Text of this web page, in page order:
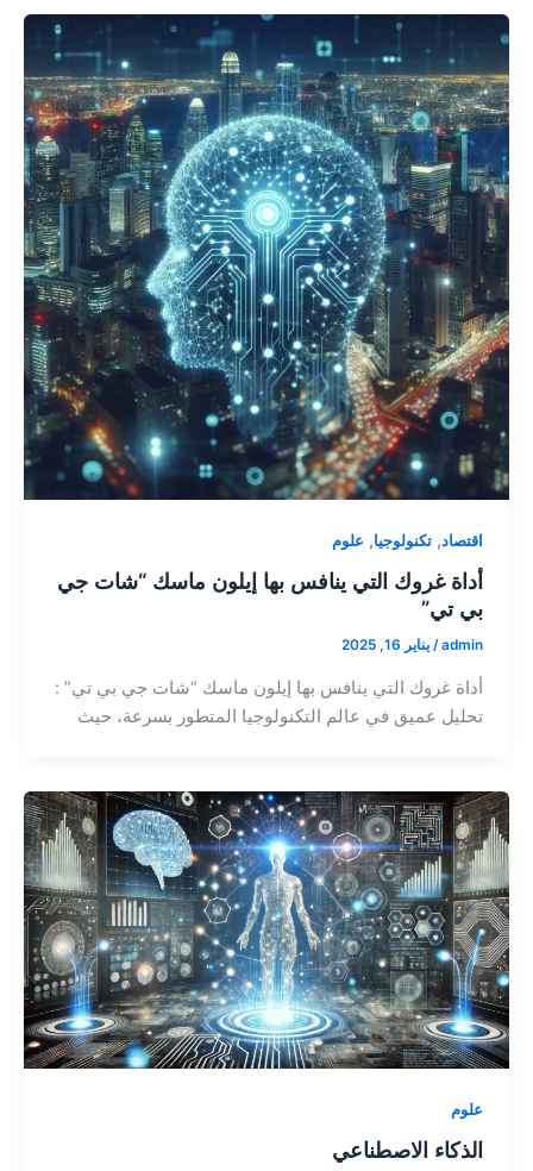
اقتصاد, تكنولوجيا, علوم
أداة غروك التي ينافس بها إيلون ماسك “شات جي
بي تي”
admin
/ يناير 16, 2025
أداة غروك التي ينافس بها إيلون ماسك “شات جي بي تي” :
تحليل عميق في عالم التكنولوجيا المتطور بسرعة، حيث
علوم
الذكاء الاصطناعي